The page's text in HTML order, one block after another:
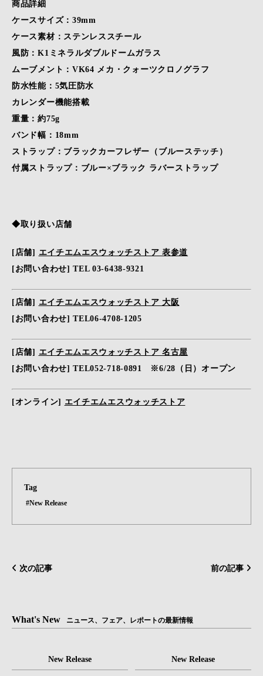
商品詳細
ケースサイズ：39mm
ケース素材：ステンレススチール
風防：K1ミネラルダブルドームガラス
ムーブメント：VK64 メカ・クォーツクロノグラフ
防水性能：5気圧防水
カレンダー機能搭載
重量：約75g
バンド幅：18mm
ストラップ：ブラックカーフレザー（ブルーステッチ）
付属ストラップ：ブルー×ブラック ラバーストラップ
◆取り扱い店舗
[店舗] エイチエムエスウォッチストア 表参道
[お問い合わせ] TEL 03-6438-9321
[店舗] エイチエムエスウォッチストア 大阪
[お問い合わせ] TEL06-4708-1205
[店舗] エイチエムエスウォッチストア 名古屋
[お問い合わせ] TEL052-718-0891 ※6/28（日）オープン
[オンライン] エイチエムエスウォッチストア
Tag
#New Release
次の記事 前の記事
What's New ニュース、フェア、レポートの最新情報
New Release New Release